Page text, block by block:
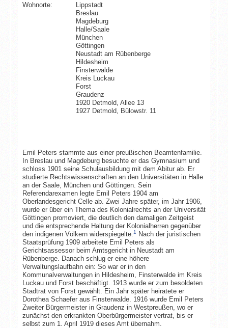
Wohnorte:
Lippstadt
Breslau
Magdeburg
Halle/Saale
München
Göttingen
Neustadt am Rübenberge
Hildesheim
Finsterwalde
Kreis Luckau
Forst
Graudenz
1920 Detmold, Allee 13
1927 Detmold, Bülowstr. 11
Emil Peters stammte aus einer preußischen Beamtenfamilie.
In Breslau und Magdeburg besuchte er das Gymnasium und
schloss 1901 seine Schulausbildung mit dem Abitur ab. Er
studierte Rechtswissenschaften an den Universitäten in Halle
an der Saale, München und Göttingen. Sein
Referendarexamen legte Emil Peters 1904 am
Oberlandesgericht Celle ab. Zwei Jahre später, im Jahr 1906,
wurde er über ein Thema des Kolonialrechts an der Universität
Göttingen promoviert, die deutlich den damaligen Zeitgeist
und die entsprechende Haltung der Kolonialherren gegenüber
den indigenen Völkern widerspiegelte. 1
Nach der juristischen
Staatsprüfung 1909 arbeitete Emil Peters als
Gerichtsassessor beim Amtsgericht in Neustadt am
Rübenberge. Danach schlug er eine höhere
Verwaltungslaufbahn ein: So war er in den
Kommunalverwaltungen in Hildesheim, Finsterwalde im Kreis
Luckau und Forst beschäftigt. 1913 wurde er zum besoldeten
Stadtrat von Forst gewählt. Ein Jahr später heiratete er
Dorothea Schaefer aus Finsterwalde. 1916 wurde Emil Peters
Zweiter Bürgermeister in Graudenz in Westpreußen, wo er
zunächst den erkrankten Oberbürgermeister vertrat, bis er
selbst zum 1. April 1919 dieses Amt übernahm.